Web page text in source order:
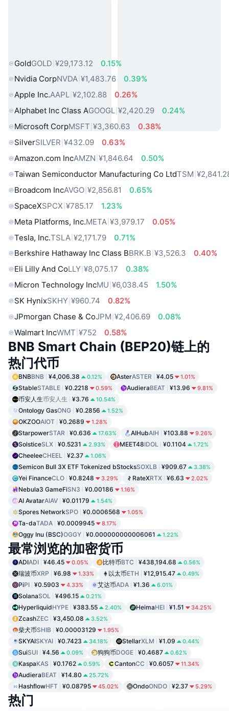
GoldGOLD ¥29,173.12
0.15%
Nvidia CorpNVDA ¥1,483.76
0.39%
Apple Inc.AAPL ¥2,102.88
0.26%
Alphabet Inc Class AGOOGL ¥2,420.29
0.24%
Microsoft CorpMSFT ¥3,360.63
0.38%
SilverSILVER ¥432.09
0.63%
Amazon.com IncAMZN ¥1,846.64
0.50%
Taiwan Semiconductor Manufacturing Co LtdTSM
Broadcom IncAVGO ¥2,856.81
0.65%
SpaceXSPCX ¥785.17
1.23%
Meta Platforms, Inc.META ¥3,979.17
0.05%
Tesla, Inc.TSLA ¥2,171.79
0.71%
Berkshire Hathaway Inc Class BBRK.B ¥3,526.3
0.40%
Eli Lilly And CoLLY ¥8,075.17
0.38%
Micron Technology IncMU ¥6,038.45
1.50%
SK HynixSKHY ¥960.74
0.82%
JPmorgan Chase & CoJPM ¥2,406.69
0.08%
Walmart IncWMT ¥752 0.58%
BNB Smart Chain (BEP20)链上的
热门代币
BNBBNB ¥4,006.38 0.12% AsterASTER ¥4.05 1.01%
StableSTABLE ¥0.2218 0.59% AudieraBEAT ¥13.96 9.81%
币安人生币安人生 ¥3.76 10.54%
Ontology GasONG ¥0.2856 1.52%
OKZOOAIOT ¥0.2689 1.28%
StarpowerSTAR ¥0.636 17.63% AIHubAIH ¥103.88 9.26%
SolsticeSLX ¥0.5231 2.93% MEET48IDOL ¥0.1104 1.72%
CheeleeCHEEL ¥2.37 1.06%
Semicon Bull 3X ETF Tokenized bStocksSOXLB ¥909.67 3.38%
Yei FinanceCLO ¥0.8248 3.29% RateXRTX ¥6.63 2.02%
Nebula3 GameFiSN3 ¥0.00186 1.16%
AI AvatarAIAV ¥0.01179 1.54%
Spores NetworkSPO ¥0.0006568 1.05%
Ta-daTADA ¥0.0009945 8.17%
Oggy Inu (BSC)OGGY ¥0.000000000006061 1.22%
最常浏览的加密货币
ADIADI ¥46.45 0.05% 比特币BTC ¥438,194.68 0.56%
瑞波币XRP ¥6.98 1.33% 以太币ETH ¥12,915.47 0.49%
PiPI ¥0.5903 4.33% 艾达币ADA ¥1.36 6.01%
SolanaSOL ¥496.15 0.21%
HyperliquidHYPE ¥383.55 2.40% HeimaHEI ¥1.51 34.25%
ZcashZEC ¥3,450.08 3.52%
柴犬币SHIB ¥0.00003129 1.95%
SKYAISKYAI ¥0.7423 34.18% StellarXLM ¥1.09 0.44%
SuiSUI ¥4.56 0.09% 狗狗币DOGE ¥0.4687 0.62%
KaspaKAS ¥0.1762 0.59% CantonCC ¥0.6057 11.34%
AudieraBEAT ¥14.80 25.72%
HashflowHFT ¥0.08795 45.02% OndoONDO ¥2.37 5.29%
热门